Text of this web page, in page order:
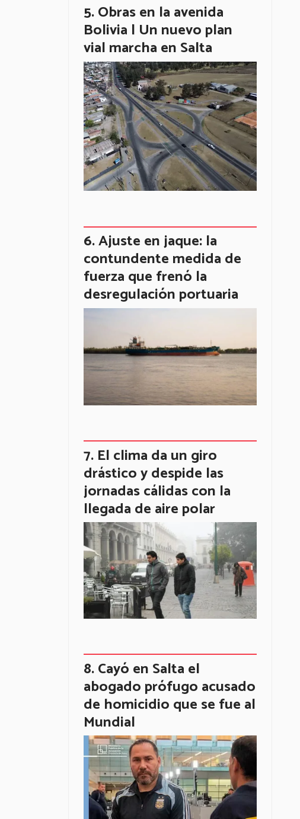
Obras en la avenida
Bolivia | Un nuevo plan
vial marcha en Salta
Ajuste en jaque: la
contundente medida de
fuerza que frenó la
desregulación portuaria
El clima da un giro
drástico y despide las
jornadas cálidas con la
llegada de aire polar
Cayó en Salta el
abogado prófugo acusado
de homicidio que se fue al
Mundial